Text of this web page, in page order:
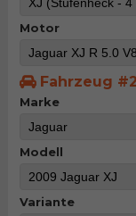
Motor
Fahrzeug #2
Marke
Modell
Variante